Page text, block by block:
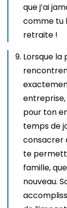
que j’ai
comme tu
retraite !
Lorsque
pour ton
temps de
consacrer
te
famille,
nouveau.